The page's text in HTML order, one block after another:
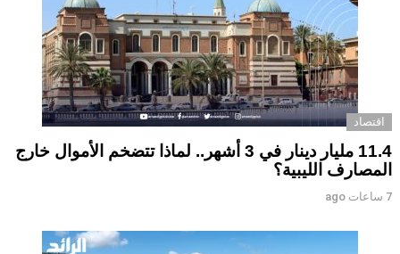
اقتصاد
11.4 مليار دينار في 3 أشهر.. لماذا تتضخم الأموال خارج
المصارف الليبية؟
7 ساعات ago